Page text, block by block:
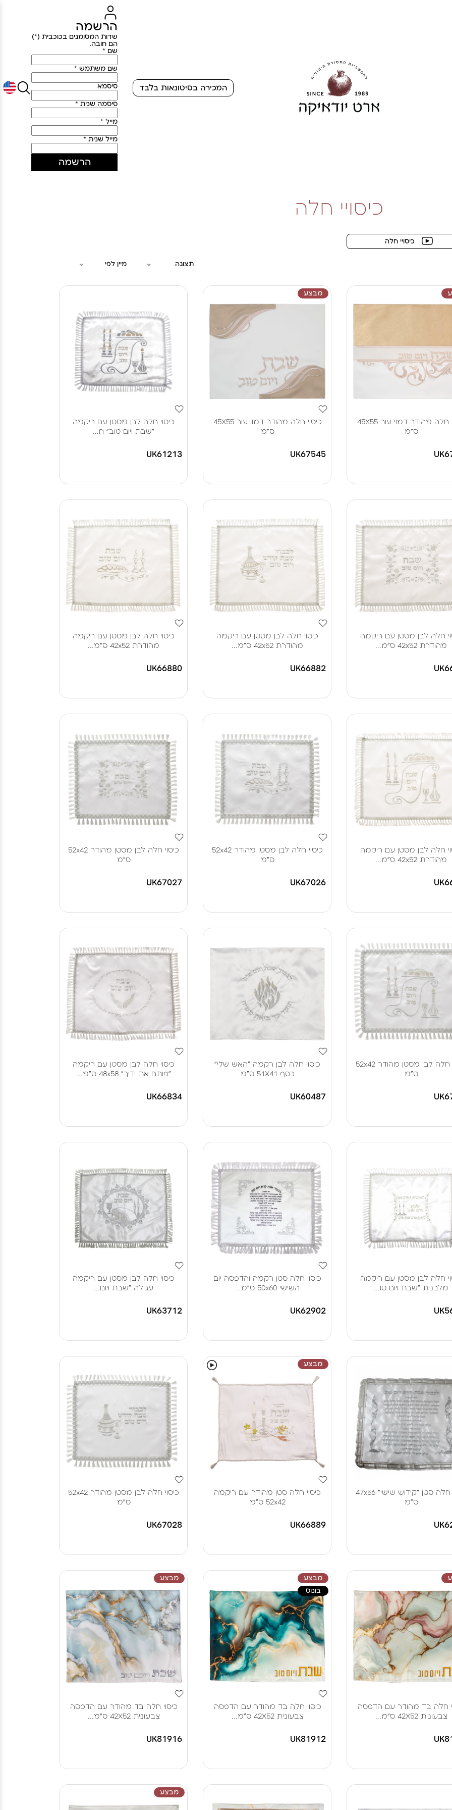
המכירה בסיטונאות בלבד
הרשמה
שדות המסומנים בכוכבית (*)
הם חובה.
שם *
שם משתמש *
סיסמא
סיסמה שנית *
מייל *
מייל שנית *
הרשמה
כיסויי חלה
כיסויי חלה
תצוגה מיין לפי
כיסוי חלה מהודר דמוי עור 45X55
ס"מ
מבצע
כיסוי חלה מהודר דמוי עור 45X55
ס"מ
UK67545
כיסוי חלה לבן מסטן עם ריקמה
"שבת ויום טוב" ח...
UK61213
חלה לבן מסטן עם ריקמה
מהודרת 42x52 ס"מ...
כיסוי חלה לבן מסטן עם ריקמה
מהודרת 42x52 ס"מ...
UK66882
כיסוי חלה לבן מסטן עם ריקמה
מהודרת 42x52 ס"מ...
UK66880
חלה לבן מסטן עם ריקמה
מהודרת 42x52 ס"מ...
כיסוי חלה לבן מסטן מהודר 52x42
ס"מ
UK67026
כיסוי חלה לבן מסטן מהודר 52x42
ס"מ
UK67027
כיסוי חלה לבן מסטן מהודר 52x42
ס"מ
כיסוי חלה לבן רקמה "האש שלי"
כסף 51X41 ס"מ
UK60487
כיסוי חלה לבן מסטן עם ריקמה
"פותח את ידיך" 48x58 ס"מ...
UK66834
חלה לבן מסטן עם ריקמה
מלבנית "שבת ויום טו...
כיסוי חלה סטן רקמה והדפסה יום
השישי 50x60 ס"מ...
UK62902
כיסוי חלה לבן מסטן עם ריקמה
עגולה "שבת ויום...
UK63712
כיסוי חלה סטן "קידוש שישי" 47x56
ס"מ
מבצע
כיסוי חלה סטן מהודר עם ריקמה
52x42 ס"מ
UK66889
כיסוי חלה לבן מסטן מהודר 52x42
ס"מ
UK67028
חלה בד מהודר עם הדפסה
צבעונית 42X52 ס"מ...
מבצע
בונוס
כיסוי חלה בד מהודר עם הדפסה
צבעונית 42X52 ס"מ...
UK81912
מבצע
כיסוי חלה בד מהודר עם הדפסה
צבעונית 42X52 ס"מ...
UK81916
מבצע